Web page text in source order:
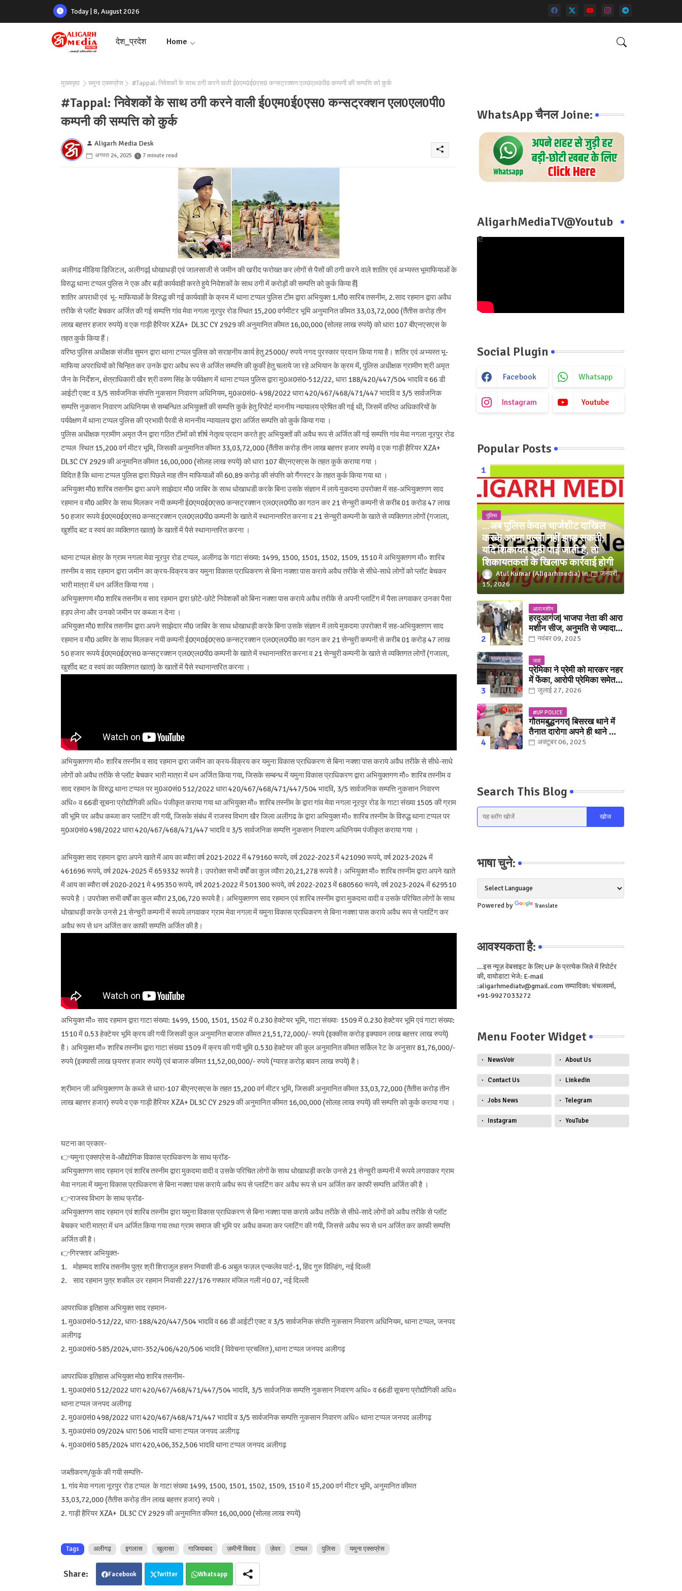
Today | 8, August 2026
देश_प्रदेश Home
मुख्यपृष्ठ यमुना एक्सप्रेस #Tappal: निवेशकों के साथ ठगी करने वाली ई0एम0ई0एस0 कन्सट्रक्शन एल0एल0पी0 कम्पनी की सम्पत्ति को कुर्क
#Tappal: निवेशकों के साथ ठगी करने वाली ई0एम0ई0एस0 कन्सट्रक्शन एल0एल0पी0
कम्पनी की सम्पत्ति को कुर्क
Aligarh Media Desk
अगस्त 24, 2025 7 minute read
अलीगढ मीडिया डिजिटल, अलीगढ़| धोखाधड़ी एवं जालसाजी से जमीन की खरीद फरोख्त कर लोगों से पैसों की ठगी करने वाले शातिर एवं अभ्यस्त भूमाफियाओं के
विरुद्ध थाना टप्पल पुलिस ने एक और बड़ी कार्यवाही करते हुये निवेशकों के साथ ठगी में करोड़ों की सम्पत्ति को कुर्क किया हैं|
शातिर अपराधी एवं भू- माफियाओं के विरुद्ध की गई कार्यवाही के क्रम में थाना टप्पल पुलिस टीम द्वारा अभियुक्त 1.मौ0 सारिब तसनीम, 2.साद रहमान द्वारा अवैध
तरीके से प्लॉट बेचकर अर्जित की गई सम्पत्ति गांव मेवा नगला नूरपुर रोड स्थित 15,200 वर्गमीटर भूमि अनुमानित कीमत 33,03,72,000 (तैंतीस करोड़ तीन
लाख बहत्तर हजार रुपये) व एक गाड़ी हैरियर XZA+ DL3C CY 2929 की अनुमानित कीमत 16,00,000 (सोलह लाख रुपये) को धारा 107 बीएनएसएस के
तहत कुर्क किया हैं।
वरिष्ठ पुलिस अधीक्षक संजीव सुमन द्वारा थाना टप्पल पुलिस को सराहनीय कार्य हेतु 25000/ रुपये नगद पुरस्कार प्रदान किया गया है। शतिर एवं अभ्यस्त भू-
माफिया अपराधियों को चिन्हित कर उनके द्वारा अवैध रूप से अर्जित सम्पत्ति की कुर्की हेतु चलाये जा रहे अभियान के क्रम में, पुलिस अधीक्षक ग्रामीण श्री अमृत
जैन के निर्देशन, क्षेत्राधिकारी खैर श्री वरुण सिंह के पर्यवेक्षण में थाना टप्पल पुलिस द्वारा मु0अ0सं0-512/22, धारा 188/420/447/504 भादवि व 66 डी
आईटी एक्ट व 3/5 सार्वजनिक संपत्ति नुकसान निवारण अधिनियम, मु0अ0सं0- 498/2022 धारा 420/467/468/471/447 भादवि व 3/5 सार्वजनिक
सम्पत्ति नुकसान निवारण अधिनियम से सम्बन्धित अभियुक्तों की सम्पत्ति कुर्क हेतु रिपोर्ट माननीय न्यायालय प्रेषित की गई थी, जिसमें वरिष्ठ अधिकारियों के
पर्यवेक्षण में थाना टप्पल पुलिस की प्रभावी पैरवी से माननीय न्यायालय द्वारा अर्जित सम्पत्ति को कुर्क किया गया ।
पुलिस अधीक्षक ग्रामीण अमृत जैन द्वारा गठित टीमों को शीर्ष नेतृत्व प्रदान करते हुए अभियुक्तों की अवैध रूप से अर्जित की गई सम्पत्ति गांव मेवा नगला नूरपुर रोड
टप्पल स्थित 15,200 वर्ग मीटर भूमि, जिसकी अनुमानित कीमत 33,03,72,000 (तैंतीस करोड़ तीन लाख बहत्तर हजार रुपये) व एक गाड़ी हैरियर XZA+
DL3C CY 2929 की अनुमानित कीमत 16,00,000 (सोलह लाख रुपये) को धारा 107 बीएनएसएस के तहत कुर्क कराया गया ।
विदित है कि थाना टप्पल पुलिस द्वारा पिछले माह तीन माफियाओं की 60.89 करोड़ की संपत्ति को गैंगस्टर के तहत कुर्क किया गया था ।
अभियुक्त मौ0 शारिब तसनीम द्वारा अपने साझेदार मौ0 जाबिर के साथ धोखाधडी करके बिना उसके संज्ञान में लाये मुकदमा उपरोक्त में सह-अभियुक्तगण साद
रहमान व मौ0 आमिर के साथ मिलकर नयी कम्पनी ई0एम0ई0एस0 कन्सट्रक्शन एल0एल0पी0 का गठन कर 21 सेन्चुरी कम्पनी से करीब 01 करोड 47 लाख
50 हजार रूपये ई0एम0ई0एस0 कन्सट्रक्शन एल0एल0पी0 कम्पनी के खाते में स्थानान्तरित करना व 21 सेन्चुरी कम्पनी के खाते से व्यक्तिगत लोगों (गजाला,
खुर्शीद बट व स्वयं का व्यक्तिगत खाता) के खातों में पैसे स्थानान्तरित करना ।
थाना टप्पल क्षेत्र के ग्राम नगला मेवा नूरपुर रोड टप्पल, अलीगढ के गाटा संख्या: 1499, 1500, 1501, 1502, 1509, 1510 मे अभियुक्तगण मौ० शारिब
तस्नीम व साद रहमान द्वारा जमीन का क्रय-विक्रय कर यमुना विकास प्राधिकरण से बिना नक्शा पास कराये अवैध तरीके से सीधे-साधे लोगों को प्लॉट बेचकर
भारी मात्रा में धन अर्जित किया गया ।
अभियुक्तगण मौ0 शारिब तसनीम व साद रहमान द्वारा छोटे-छोटे निवेशकों को बिना नक्शा पास कराये अवैध तरीके से अपनी प्लाटिंग में पैसा लगवाकर उनका पैसा
हड़प लेना और उनको जमीन पर कब्जा न देना ।
अभियुक्त मौ0 शारिब तसनीम द्वारा अपने साझेदार मौ0 जाबिर के साथ धोखाधड़ी करके बिना उसके संज्ञान में लाये मुकदमा उपरोक्त में सह-अभियुक्तगण साद
रहमान व मौ0 आमिर के साथ मिलकर नयी कम्पनी ई0एम0ई0एस0 कन्सट्रक्शन एल0एल0पी0 का गठन कर 21 सेन्चुरी कम्पनी से करीब 01 करोड़ 47 लाख
50 हजार रूपये ई0एम0ई0एस0 कन्सट्रक्शन एल0एल0पी0 कम्पनी के खाते में स्थानान्तरित करना व 21 सेन्चुरी कम्पनी के खाते से व्यक्तिगत लोगों (गजाला,
खुर्शीद बट व स्वयं का व्यक्तिगत खाता) के खातों में पैसे स्थानान्तरित करना ।
अभियुक्तगण मौ० शारिब तस्नीम व साद रहमान द्वारा जमीन का क्रय-विक्रय कर यमुना विकास प्राधिकरण से बिना नक्शा पास कराये अवैध तरीके से सीधे-साधे
लोगों को अवैध तरीके से प्लॉट बेचकर भारी मात्रा में धन अर्जित किया गया, जिसके सम्बन्ध में यमुना विकास प्राधिकरण द्वारा अभियुक्तगण मौ० शारिब तस्नीम व
साद रहमान के विरुद्ध थाना टप्पल पर मु0अ0सं0 512/2022 धारा 420/467/468/471/447/504 भादवि, 3/5 सार्वजनिक सम्पत्ति नुकसान निवारण
अधि० व 66डी सूचना प्रोद्यौगिकी अधि० पंजीकृत कराया गया था अभियुक्त मौ० शारिब तस्नीम के द्वारा गांव मेवा नगला नूरपुर रोड के गाटा संख्या 1505 की ग्राम
की भूमि पर अवैध कब्जा कर प्लाटिंग की गयी, जिसके संबंध में राजस्व विभाग खैर जिला अलीगढ के द्वारा अभियुक्त मौ० शारिब तस्नीम के विरुद्ध थाना टप्पल पर
मु0अ0सं0 498/2022 धारा 420/467/468/471/447 भादवि व 3/5 सार्वजनिक सम्पत्ति नुकसान निवारण अधिनियम पंजीकृत कराया गया ।
अभियुक्त साद रहमान द्वारा अपने खाते में आय का ब्यौरा वर्ष 2021-2022 में 479160 रूपये, वर्ष 2022-2023 में 421090 रूपये, वर्ष 2023-2024 में
461696 रूपये, वर्ष 2024-2025 में 659332 रूपये है। उपरोक्त सभी वर्षों का कुल व्यौरा 20,21,278 रूपये है। अभियुक्त मौ० शारिब तस्नीम द्वारा अपने खाते
में आय का ब्यौरा वर्ष 2020-2021 मे 495350 रूपये, वर्ष 2021-2022 में 501300 रूपये, वर्ष 2022-2023 में 680560 रूपये, वर्ष 2023-2024 में 629510
रूपये है । उपरोक्त सभी वर्षों का कुल ब्यौरा 23,06,720 रूपये है। अभियुक्तगण साद रहमान एवं शारिब तस्नीम द्वारा मुकदमा वादी व उसके परिचित लोगों के साथ
धोखाधड़ी करके उनसे 21 सेन्चुरी कम्पनी में रूपये लगवाकर ग्राम मेवा नगला में यमुना विकास प्राधिकरण से बिना नक्शा पास कराये अवैध रूप से प्लाटिंग कर
अवैध रूप से धन अर्जित कर काफी सम्पत्ति अर्जित की है।
अभियुक्त मौ० साद रहमान द्वारा गाटा संख्या: 1499, 1500, 1501, 1502 में 0.230 हेक्टेयर भूमि, गाटा संख्याः 1509 में 0.230 हेक्टेयर भूमि एवं गाटा संख्या:
1510 में 0.53 हेक्टेयर भूमि क्रय की गयी जिसकी कुल अनुमानित बाजारु कीमत 21,51,72,000/- रुपये (इक्कीस करोड़ इक्यावन लाख बहत्तर लाख रुपये)
है। अभियुक्त मौ० शारिब तस्नीम द्वारा गाटा संख्या 1509 में क्रय की गयी भूमि 0.530 हेक्टेयर की कुल अनुमानित कीमत सर्किल रेट के अनुसार 81,76,000/-
रुपये (इक्यासी लाख छ्यत्तर हजार रुपये) एवं बाजारु कीमत 11,52,00,000/- रुपये (ग्यारह करोड़ बावन लाख रुपये) है।
श्रीमान जी अभियुक्तगण के कब्जे से धारा-107 बीएनएसएस के तहत 15,200 वर्ग मीटर भूमि, जिसकी अनुमानित कीमत 33,03,72,000 (तैतीस करोड़ तीन
लाख बहत्तर हजार) रुपये व एक गाड़ी हैरियर XZA+ DL3C CY 2929 की अनुमानित कीमत 16,00,000 (सोलह लाख रुपये) की सम्पत्ति को कुर्क कराया गया ।
घटना का प्रकार-
👉यमुना एक्सप्रेस वे-औद्योगिक विकास प्राधिकरण के साथ फ्रॉड-
अभियुक्तगण साद रहमान एवं शारिब तस्नीम द्वारा मुकदमा वादी व उसके परिचित लोगों के साथ धोखाधड़ी करके उनसे 21 सेन्चुरी कम्पनी में रूपये लगवाकर ग्राम
मेवा नगला में यमुना विकास प्राधिकरण से बिना नक्शा पास कराये अवैध रूप से प्लाटिंग कर अवैध रूप से धन अर्जित कर काफी सम्पत्ति अर्जित की है ।
👉राजस्व विभाग के साथ फ्रॉड-
अभियुक्तगण साद रहमान एवं शारिब तस्नीम द्वारा यमुना विकास प्राधिकरण से बिना नक्शा पास कराये अवैध तरीके से सीधे-सादे लोगों को अवैध तरीके से प्लॉट
बेचकर भारी मात्रा में धन अर्जित किया गया तथा ग्राम समाज की भूमि पर अवैध कब्जा कर प्लाटिंग की गयी, जिससे अवैध रूप से धन अर्जित कर काफी सम्पत्ति
अर्जित की है।
👉गिरफ्तार अभियुक्त-
1.
मोहम्मद शारिब तसनीम पुत्र श्री शिराजुल हसन निवासी डी-6 अबुल फज़ल एन्कलेव पार्ट-1, हिंद गुरु विल्डिंग, नई दिल्ली
2.
साद रहमान पुत्र शकील उर रहमान निवासी 227/176 गफ्फार मंजिल गली नं0 07, नई दिल्ली
आपराधिक इतिहास अभियुक्त साद रहमान-
1. मु0अ0सं0-512/22, धारा-188/420/447/504 भादवि व 66 डी आईटी एक्ट व 3/5 सार्वजनिक संपत्ति नुकसान निवारण अधिनियम, थाना टप्पल, जनपद
अलीगढ़
2. मु0अ0सं0-585/2024,धारा-352/406/420/506 भादवि ( विवेचना प्रचलित ),थाना टप्पल जनपद अलीगढ़
आपराधिक इतिहास अभियुक्त मो0 शारिब तसनीम-
1. मु0अ0सं0 512/2022 धारा 420/467/468/471/447/504 भादवि, 3/5 सार्वजनिक सम्पत्ति नुकसान निवारण अधि० व 66डी सूचना प्रोद्यौगिकी अधि०
थाना टप्पल जनपद अलीगढ़
2. मु0अ0सं0 498/2022 धारा 420/467/468/471/447 भादवि व 3/5 सार्वजनिक सम्पत्ति नुकसान निवारण अधि० थाना टप्पल जनपद अलीगढ़
3. मु0अ0सं0 09/2024 धारा 506 भादवि थाना टप्पल जनपद अलीगढ़
4. मु0अ0सं0 585/2024 धारा 420,406,352,506 भादवि थाना टप्पल जनपद अलीगढ़
जब्तीकरण/कुर्क की गयी सम्पत्ति-
1. गांव मेवा नगला नूरपुर रोड टप्पल के गाटा संख्या 1499, 1500, 1501, 1502, 1509, 1510 में 15,200 वर्ग मीटर भूमि, अनुमानित कीमत
33,03,72,000 (तैतीस करोड़ तीन लाख बहत्तर हजार) रुपये ।
2. गाड़ी हैरियर XZA+ DL3C CY 2929 की अनुमानित कीमत 16,00,000 (सोलह लाख रुपये)
Tags अलीगढ़ इगलास खुलासा गाजियाबाद ज़मीनी विवाद ज़ेवर टप्पल पुलिस यमुना एक्सप्रेस
Facebook Twitter Whatsapp
WhatsApp चैनल Joine:
AligarhMediaTV@Youtub
e
Social Plugin
Facebook Whatsapp
Instagram Youtube
Popular Posts
पुलिस
...अब पुलिस केवल चार्जशीट दाखिल
करके अपना पल्ला नहीं झाड़ सकती;
यदि शिकायत झूठी पाई जाती है, तो
शिकायतकर्ता के खिलाफ कार्रवाई होगी
Atul Kumar (Aligarhmedia)
जनवरी
15, 2026
आरा मशीन
हरदुआगंज| भाजपा नेता की आरा
मशीन सीज, अनुमति से ज्यादा
संख्या में चलती मिली मशीनें
नवंबर 09, 2025
जवां
प्रेमिका ने प्रेमी को मारकर नहर
में फेंका, आरोपी प्रेमिका समेत
युवक गिरफ्तार
जुलाई 27, 2026
#UP POLICE
गौतमबुद्धनगर| बिसरख थाने में
तैनात दारोगा अपने ही थाने क़ी
महिला कांस्टेबल को लेकर हुए
अक्टूबर 06, 2025
Search This Blog
भाषा चुने:
Powered by Translate
आवश्यकता है:
...इस न्यूज़ वेबसाइट के लिए UP के प्रत्येक जिले में रिपोर्टर
की, वायोडाटा भेजे: E-mail
:aligarhmediatv@gmail.com सम्पादिका: चंचलवर्मा,
+91-9927033272
Menu Footer Widget
NewsVoir About Us
Contact Us Linkedin
Jobs News Telegram
Instagram YouTube